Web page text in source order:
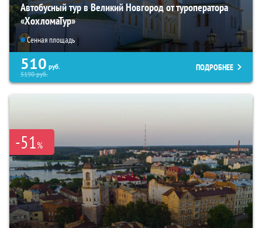
Автобусный тур в Великий Новгород от туроператора
«ХохломаТур»
Сенная площадь
510 руб.
5190руб.
ПОДРОБНЕЕ
-51%